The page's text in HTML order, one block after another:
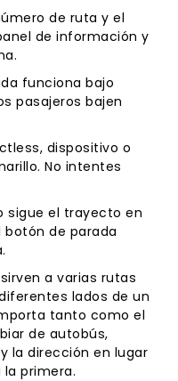
de ruta y el
de información y
funciona bajo
pasajeros bajen
dispositivo o
No intentes
sigue el trayecto en
de parada
a varias rutas
lados de un
tanto como el
de autobús,
la dirección en lugar
primera.